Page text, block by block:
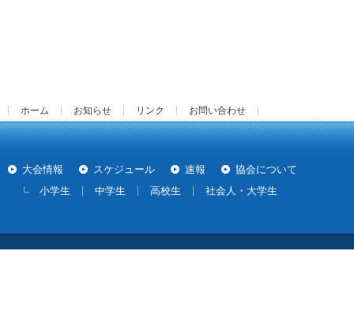
ホーム お知らせ リンク お問い合わせ
大会情報 スケジュール 速報
協会について
小学生
中学生 高校生 社会人・大学生